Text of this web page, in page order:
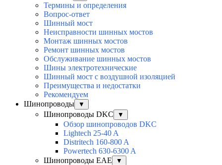
Термины и определения
Вопрос-ответ
Шинный мост
Неисправности шинных мостов
Монтаж шинных мостов
Ремонт шинных мостов
Обслуживание шинных мостов
Шины электротехнические
Шинный мост с воздушной изоляцией
Преимущества и недостатки
Рекомендуем
Шинопроводы
▼
Шинопроводы DKC ▼
Обзор шинопроводов DKC
Lightech 25-40 A
Distritech 160-800 A
Powertech 630-6300 A
Шинопроводы EAE
▼